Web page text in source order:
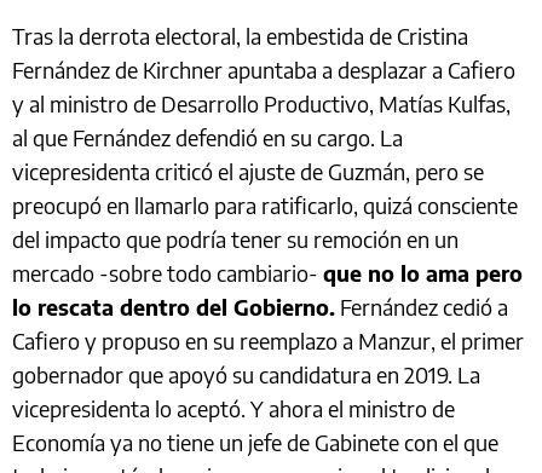
Tras la derrota electoral, la embestida de Cristina
Fernández de Kirchner apuntaba a desplazar a Cafiero
y al ministro de Desarrollo Productivo, Matías Kulfas,
al que Fernández defendió en su cargo. La
vicepresidenta criticó el ajuste de Guzmán, pero se
preocupó en llamarlo para ratificarlo, quizá consciente
del impacto que podría tener su remoción en un
mercado -sobre todo cambiario- que no lo ama pero
lo rescata dentro del Gobierno. Fernández cedió a
Cafiero y propuso en su reemplazo a Manzur, el primer
gobernador que apoyó su candidatura en 2019. La
vicepresidenta lo aceptó. Y ahora el ministro de
Economía ya no tiene un jefe de Gabinete con el que